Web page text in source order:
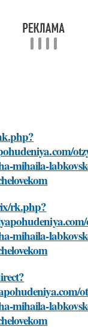
mihaila-
rk.php?
mihaila-
mihaila-